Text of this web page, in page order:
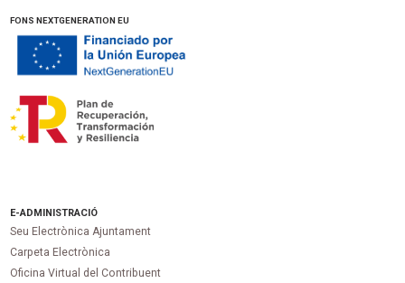
FONS NEXTGENERATION EU
E-ADMINISTRACIÓ
Seu Electrònica Ajuntament
Carpeta Electrònica
Oficina Virtual del Contribuent